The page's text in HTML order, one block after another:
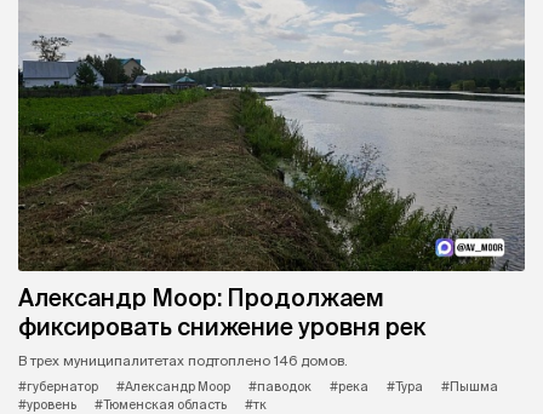
Александр Моор: Продолжаем
фиксировать снижение уровня рек
В трех муниципалитетах подтоплено 146 домов.
#губернатор
#Александр Моор #паводок #река #Тура
#Пышма
#уровень
#Тюменская область #тк